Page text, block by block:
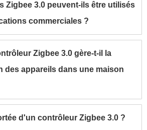
Zigbee 3.0 peuvent-ils être utilisés
commerciales ?
Zigbee 3.0 gère-t-il la
des appareils dans une maison
d'un contrôleur Zigbee 3.0 ?